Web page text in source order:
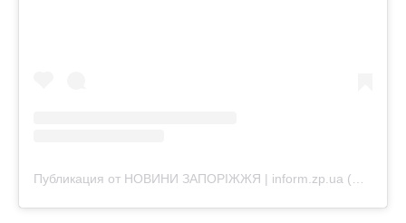
Публикация от НОВИНИ ЗАПОРІЖЖЯ | inform.zp.ua (@inform.zp)